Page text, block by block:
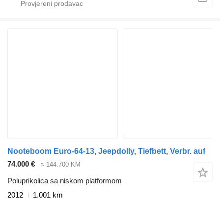
Nooteboom Euro-64-13, Jeepdolly, Tiefbett, Verbr. auf
74.000 €
≈ 144.700 KM
Poluprikolica sa niskom platformom
2012
1.001 km